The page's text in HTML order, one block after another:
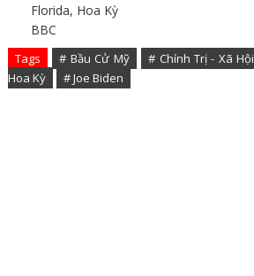
Florida, Hoa Kỳ
BBC
Tags # Bầu Cử Mỹ # Chính Trị - Xã Hội
Hoa Kỳ
# Joe Biden